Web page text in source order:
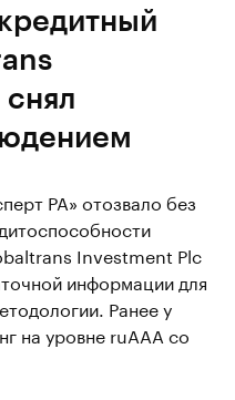
РА» отозвало без
Investment Plc
информации для
Ранее у
на уровне ruAAA со